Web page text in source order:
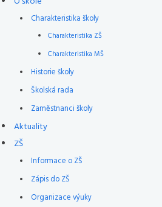
Charakteristika školy
Charakteristika ZŠ
Charakteristika MŠ
Historie školy
Školská rada
Zaměstnanci školy
Aktuality
ZŠ
Informace o ZŠ
Zápis do ZŠ
Organizace výuky